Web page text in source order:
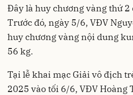
Đây là huy chương vàng thứ
Trước đó, ngày 5/6, VĐV
huy chương vàng nội dung
56 kg.
Tại lễ khai mạc Giải vô địch
2025 vào tối 6/6, VĐV Hoàng